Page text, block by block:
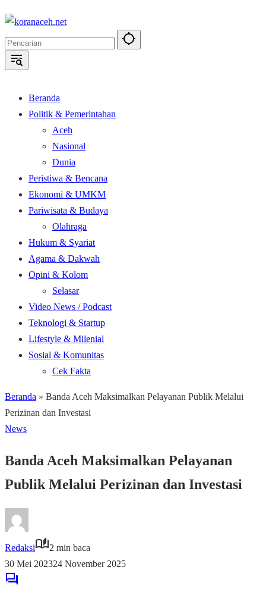
Langsung
konten
Beranda
Politik & Pemerintahan
Aceh
Nasional
Dunia
Peristiwa & Bencana
Ekonomi & UMKM
Pariwisata & Budaya
Olahraga
Hukum & Syariat
Agama & Dakwah
Opini & Kolom
Selasar
Video News / Podcast
Teknologi & Startup
Lifestyle & Milenial
Sosial & Komunitas
Cek Fakta
Beranda » Banda Aceh Maksimalkan Pelayanan Publik Melalui
Perizinan dan Investasi
News
Banda Aceh Maksimalkan Pelayanan
Publik Melalui Perizinan dan Investasi
Redaksi
2 min baca
30 Mei 202324 November 2025